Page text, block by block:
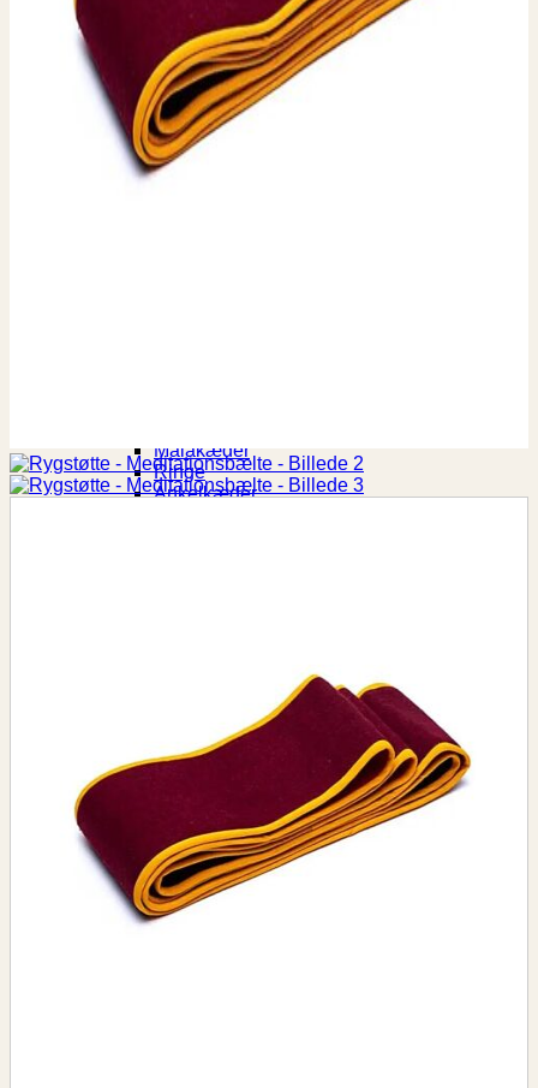
Tingsha
Rumspray
Buddhisme
Bedeflag
Dorje
Masker
Thangka
Tingsha
Malakæder
Ringe
Ankelkæder
Buddha Fontæne
Feng Shui
Duftpinde & Duftlys
Gaveideer
15 Spirituelle Gaveideer i 2026: Den Ultimative
Guide til Indre Ro
10 bedste røgelsespinde i 2026 –
2026 julekalender